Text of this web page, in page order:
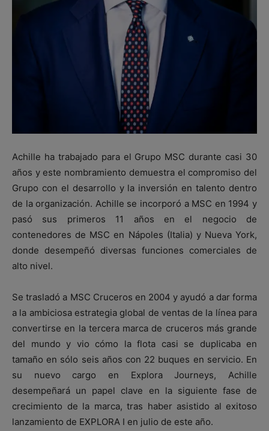
Achille ha trabajado para el Grupo MSC durante casi 30
años y este nombramiento demuestra el compromiso del
Grupo con el desarrollo y la inversión en talento dentro
de la organización. Achille se incorporó a MSC en 1994 y
pasó sus primeros 11 años en el negocio de
contenedores de MSC en Nápoles (Italia) y Nueva York,
donde desempeñó diversas funciones comerciales de
alto nivel.
Se trasladó a MSC Cruceros en 2004 y ayudó a dar forma
a la ambiciosa estrategia global de ventas de la línea para
convertirse en la tercera marca de cruceros más grande
del mundo y vio cómo la flota casi se duplicaba en
tamaño en sólo seis años con 22 buques en servicio. En
su nuevo cargo en Explora Journeys, Achille
desempeñará un papel clave en la siguiente fase de
crecimiento de la marca, tras haber asistido al exitoso
lanzamiento de EXPLORA I en julio de este año.